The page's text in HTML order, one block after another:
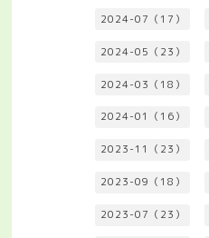
2024-07（17）
2024-05（23）
2024-03（18）
2024-01（16）
2023-11（23）
2023-09（18）
2023-07（23）